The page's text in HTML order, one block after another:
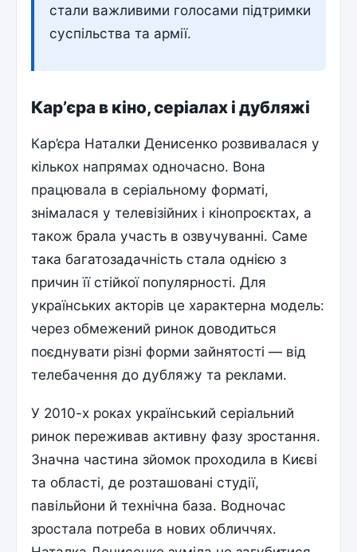
стали важливими голосами підтримки
суспільства та армії.
Кар’єра в кіно, серіалах і дубляжі
Кар’єра Наталки Денисенко розвивалася у
кількох напрямах одночасно. Вона
працювала в серіальному форматі,
знімалася у телевізійних і кінопроєктах, а
також брала участь в озвучуванні. Саме
така багатозадачність стала однією з
причин її стійкої популярності. Для
українських акторів це характерна модель:
через обмежений ринок доводиться
поєднувати різні форми зайнятості — від
телебачення до дубляжу та реклами.
У 2010-х роках український серіальний
ринок переживав активну фазу зростання.
Значна частина зйомок проходила в Києві
та області, де розташовані студії,
павільйони й технічна база. Водночас
зростала потреба в нових обличчях.